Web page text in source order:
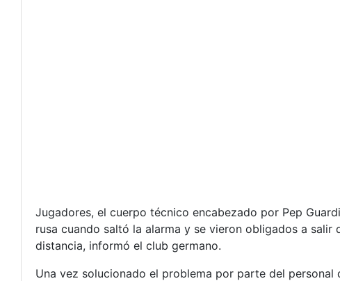
Jugadores, el cuerpo técnico encabezado por Pep
rusa cuando saltó la alarma y se vieron obligados a
distancia, informó el club germano.
Una vez solucionado el problema por parte del